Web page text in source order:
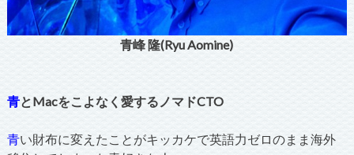
青峰 隆(Ryu Aomine)
青とMacをこよなく愛するノマドCTO
青い財布に変えたことがキッカケで英語力ゼロのまま海外